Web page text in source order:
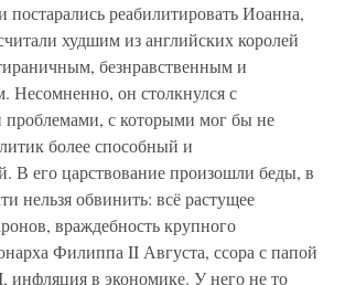
постарались реабилитировать Иоанна,
худшим из английских королей
безнравственным и
Несомненно, он столкнулся с
с которыми мог бы не
более способный и
В его царствование произошли беды, в
нельзя обвинить: всё растущее
враждебность крупного
Филиппа II Августа, ссора с папой
в экономике. У него не то